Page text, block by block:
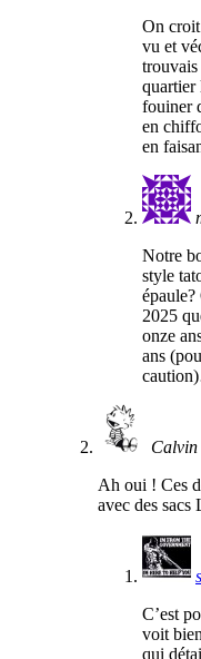
On croit
vu et
trouvais
quartier
fouiner
en
en
Notre
style
2025
onze
ans
Calvin
Ah oui ! Ces
avec des
C’est
voit
qui